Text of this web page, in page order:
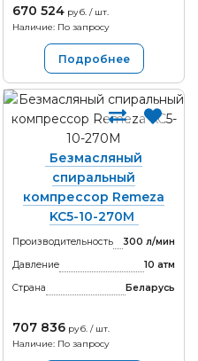
670 524 руб. / шт.
Наличие: По запросу
Подробнее
Безмасляный
спиральный
компрессор Remeza
KC5-10-270М
Производительность
300 л/мин
Давление
10 атм
Страна
Беларусь
707 836 руб. / шт.
Наличие: По запросу